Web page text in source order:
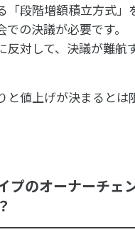
「段階増額積立方式」
の決議が必要です。
反対して、決議が難航
値上げが決まるとは
プのオーナーチェ